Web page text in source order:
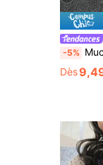
-5% Muchica Top
Dès